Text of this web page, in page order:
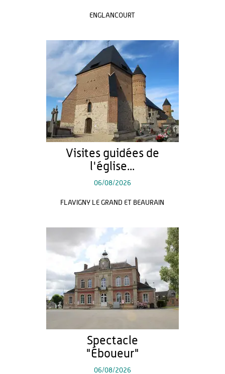
ENGLANCOURT
Visites guidées de
l'église...
06/08/2026
FLAVIGNY LE GRAND ET BEAURAIN
Spectacle
"Éboueur"
06/08/2026